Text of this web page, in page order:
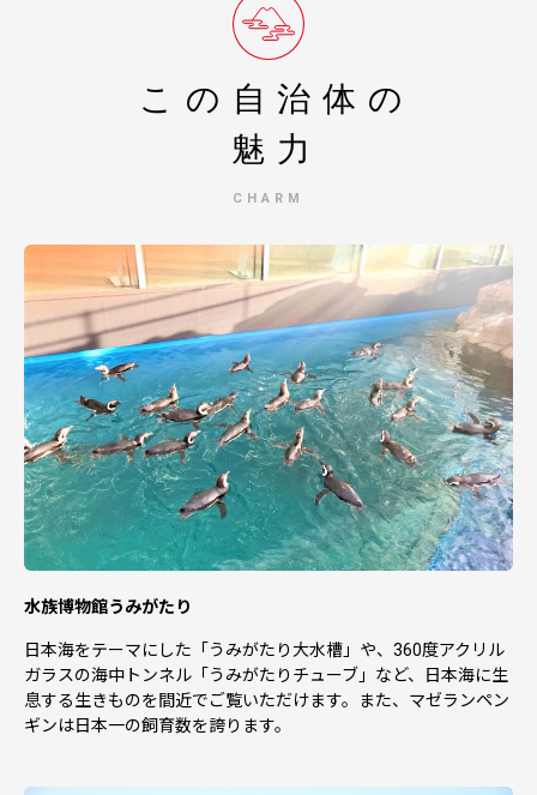
1. オンラインで申請する(推奨・最短 1分)
スマートフォンアプリ「 IAM(アイアム)」を利用し、
マイナンバーカードをかざすだけで、紙の提出や切手不要
で即座に申請が完了します。
2. ご自身でダウンロードして郵送する
「ふるまど」等のサイトより申請書をダウンロード・
印刷し、添付書類を同封の上、自治体へ郵送してくださ
※ご自宅にプリンター等の印刷環境がなく、紙の申請書の
郵送を希望される場合は、お手数ですが「受領証明書(は
がき)」が届き次第、記載されている案内窓口までお申し
付けください。
■自治体窓口
新潟県上越市 ふるさと応援室
〒943-8601 新潟県上越市木田1-1-3
電話 025-520-5625
・寄附申し込み後のキャンセルは承れませんので、ご了承
ください。
・上越市にお住いの方は返礼品対象外となります。
更・交換は承れません。
・長期不在等、寄附者様事由による返礼品の未受領に対す
る再送は承れません。
・生産者または天候等の都合により、返礼品の内容を変更
させていただく場合がございます。
この自治体の
魅力
CHARM
水族博物館うみがたり
日本海をテーマにした「うみがたり大水槽」や、360度アクリル
ガラスの海中トンネル「うみがたりチューブ」など、日本海に生
息する生きものを間近でご覧いただけます。また、マゼランペン
ギンは日本一の飼育数を誇ります。